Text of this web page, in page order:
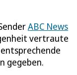
ABC News
vertraute
gegeben.